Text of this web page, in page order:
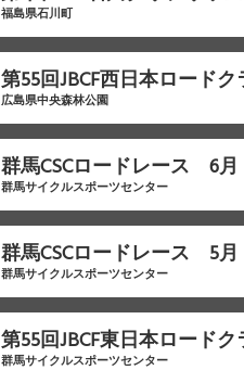
福島県石川町
第55回JBCF西日本ロード
広島県中央森林公園
群⾺CSCロードレース 6月
群馬サイクルスポーツセンター
群馬CSCロードレース 5月
群馬サイクルスポーツセンター
第55回JBCF東日本ロード
群馬サイクルスポーツセンター